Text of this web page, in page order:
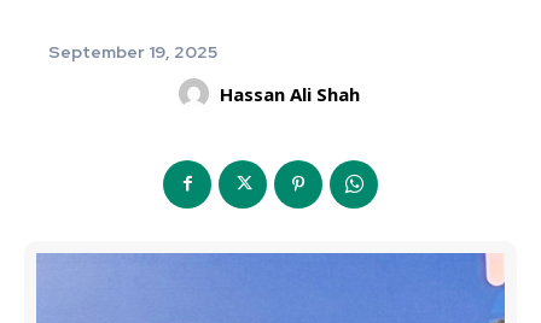
September 19, 2025
Hassan Ali Shah